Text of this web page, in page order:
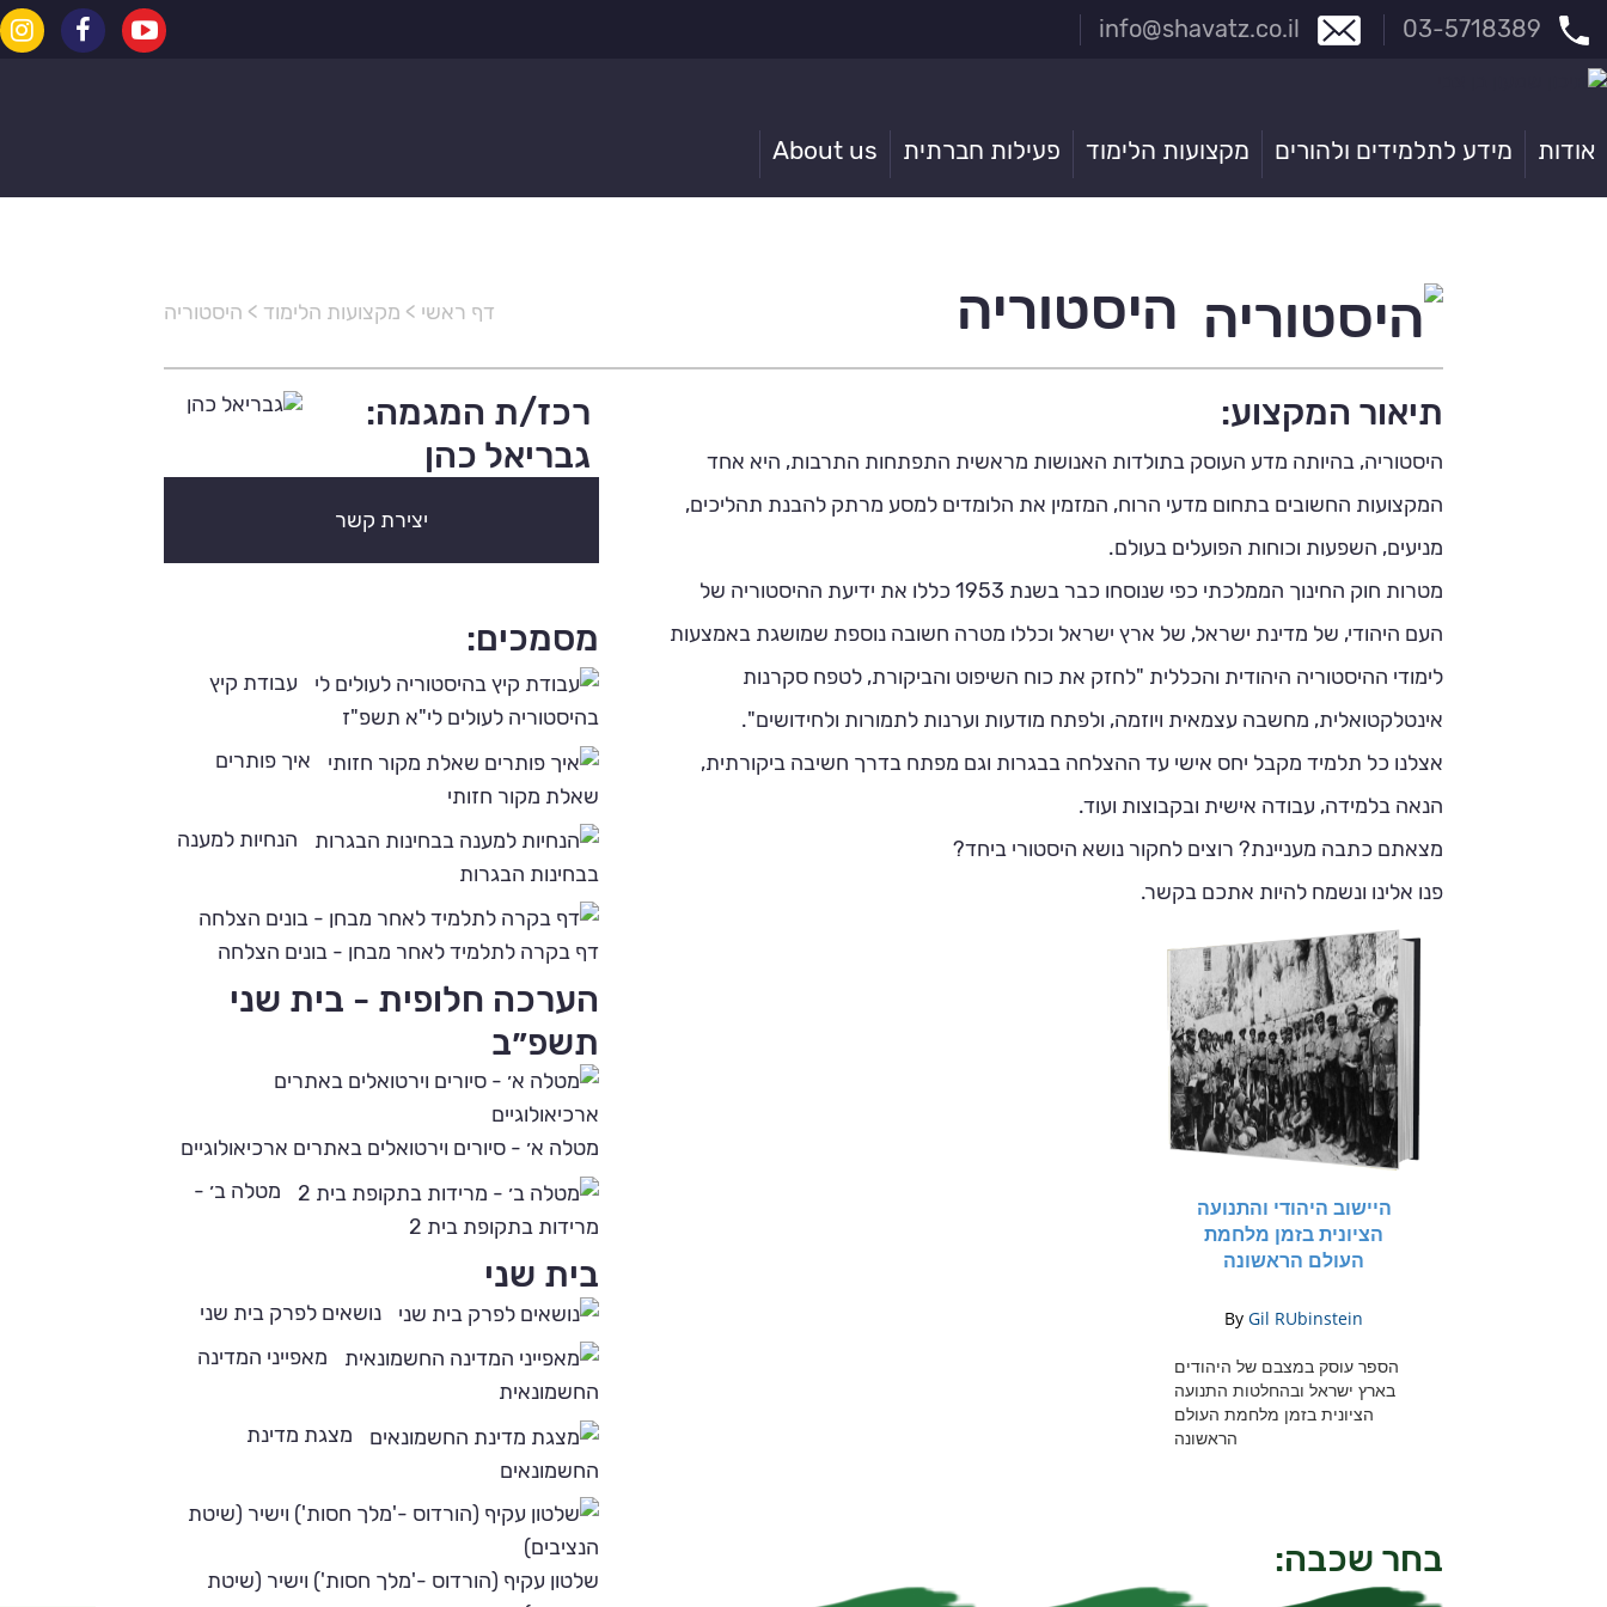
אודות מידע לתלמידים ולהורים מקצועות הלימוד פעילות חברתית About us
היסטוריה דף ראשי > מקצועות הלימוד > היסטוריה
תיאור המקצוע:
היסטוריה, בהיותה מדע העוסק בתולדות האנושות מראשית התפתחות התרבות, היא אחד
המקצועות החשובים בתחום מדעי הרוח, המזמין את הלומדים למסע מרתק להבנת תהליכים,
מניעים, השפעות וכוחות הפועלים בעולם.
מטרות חוק החינוך הממלכתי כפי שנוסחו כבר בשנת 1953 כללו את ידיעת ההיסטוריה של
העם היהודי, של מדינת ישראל, של ארץ ישראל וכללו מטרה חשובה נוספת שמושגת באמצעות
לימודי ההיסטוריה היהודית והכללית "לחזק את כוח השיפוט והביקורת, לטפח סקרנות
אינטלקטואלית, מחשבה עצמאית ויוזמה, ולפתח מודעות וערנות לתמורות ולחידושים".
אצלנו כל תלמיד מקבל יחס אישי עד ההצלחה בבגרות וגם מפתח בדרך חשיבה ביקורתית,
הנאה בלמידה, עבודה אישית ובקבוצות ועוד.
מצאתם כתבה מעניינת? רוצים לחקור נושא היסטורי ביחד?
פנו אלינו ונשמח להיות אתכם בקשר.
בחר שכבה:
רכז/ת המגמה:
גבריאל כהן
יצירת קשר
מסמכים:
עבודת קיץ
בהיסטוריה לעולים לי"א תשפ"ז
איך פותרים
שאלת מקור חזותי
הנחיות למענה
בבחינות הבגרות
דף בקרה לתלמיד לאחר מבחן - בונים הצלחה
הערכה חלופית - בית שני
תשפ״ב
מטלה א׳ - סיורים וירטואלים באתרים ארכיאולוגיים
מטלה ב׳ -
מרידות בתקופת בית 2
בית שני
נושאים לפרק בית שני
מאפייני המדינה
החשמונאית
מצגת מדינת
החשמונאים
שלטון עקיף (הורדוס -'מלך חסות') וישיר (שיטת